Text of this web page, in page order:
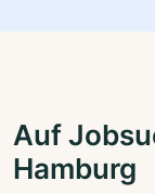
Auf
Hamburg